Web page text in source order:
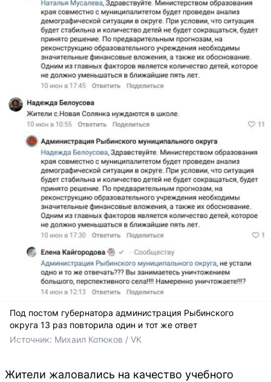
Под постом губернатора администрация Рыбинского
округа 13 раз повторила один и тот же ответ
Источник: Михаил Котюков / VK
Жители жаловались на качество учебного